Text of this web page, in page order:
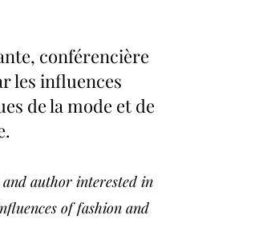
conférencière
les influences
de la mode et de
author interested in
of fashion and